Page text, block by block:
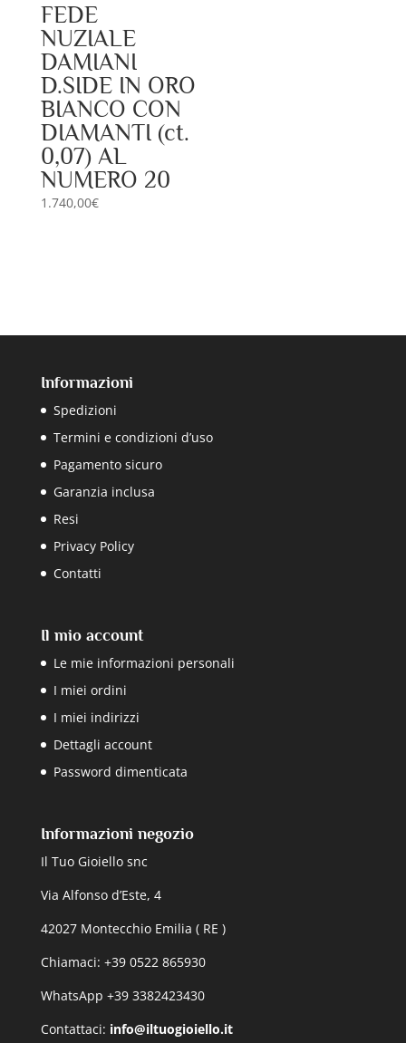
FEDE
NUZIALE
DAMIANI
D.SIDE IN ORO
BIANCO CON
DIAMANTI (ct.
0,07) AL
NUMERO 20
1.740,00€
Informazioni
Spedizioni
Termini e condizioni d’uso
Pagamento sicuro
Garanzia inclusa
Resi
Privacy Policy
Contatti
Il mio account
Le mie informazioni personali
I miei ordini
I miei indirizzi
Dettagli account
Password dimenticata
Informazioni negozio
Il Tuo Gioiello snc
Via Alfonso d’Este, 4
42027 Montecchio Emilia ( RE )
Chiamaci: +39 0522 865930
WhatsApp +39 3382423430
Contattaci: info@iltuogioiello.it